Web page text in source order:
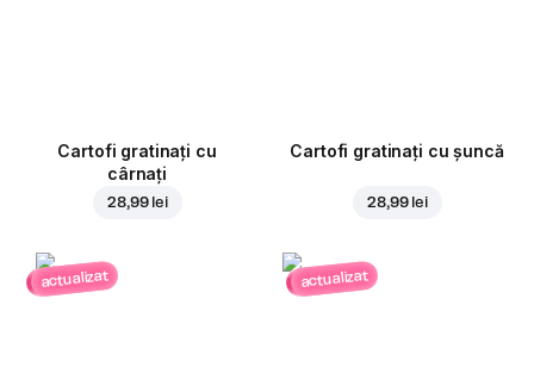
Cartofi gratinați cu
cârnați
28,99 lei
Cartofi gratinați cu șuncă
28,99 lei
actualizat actualizat